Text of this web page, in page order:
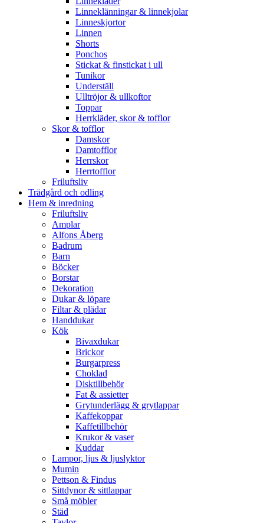
Linneklänningar & linnekjolar
Linneskjortor
Linnen
Shorts
Ponchos
Stickat & finstickat i ull
Tunikor
Underställ
Ulltröjor & ullkoftor
Toppar
Herrkläder, skor & tofflor
Skor & tofflor
Damskor
Damtofflor
Herrskor
Herrtofflor
Friluftsliv
Trädgård och odling
Hem & inredning
Friluftsliv
Amplar
Alfons Åberg
Badrum
Barn
Böcker
Borstar
Dekoration
Dukar & löpare
Filtar & plädar
Handdukar
Kök
Bivaxdukar
Brickor
Burgarpress
Choklad
Disktillbehör
Fat & assietter
Grytunderlägg & grytlappar
Kaffekoppar
Kaffetillbehör
Krukor & vaser
Kuddar
Lampor, ljus & ljuslyktor
Mumin
Pettson & Findus
Sittdynor & sittlappar
Små möbler
Städ